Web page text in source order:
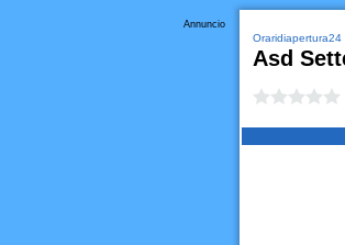
Annuncio
Oraridiapertura24
Asd